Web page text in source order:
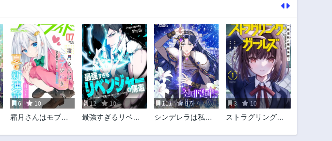
6 10
霜月さんはモブが
彼女は俺にだけデ
12 10
最強すぎるリベン
111 9.5
シンデレラは私で
3 10
ストラグリング・
の頭脳決戦~